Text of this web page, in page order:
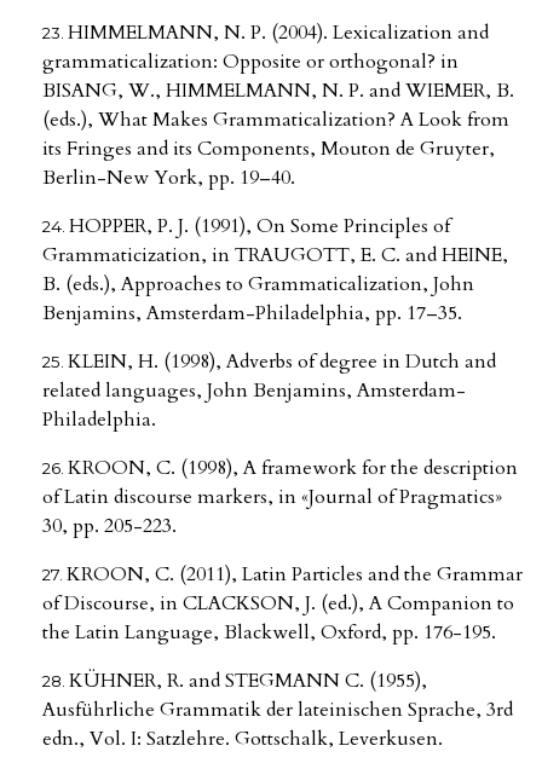
HIMMELMANN, N. P. (2004). Lexicalization and
grammaticalization: Opposite or orthogonal? in
BISANG, W., HIMMELMANN, N. P. and WIEMER, B.
(eds.), What Makes Grammaticalization? A Look from
its Fringes and its Components, Mouton de Gruyter,
Berlin-New York, pp. 19–40.
HOPPER, P. J. (1991), On Some Principles of
Grammaticization, in TRAUGOTT, E. C. and HEINE,
B. (eds.), Approaches to Grammaticalization, John
Benjamins, Amsterdam-Philadelphia, pp. 17–35.
KLEIN, H. (1998), Adverbs of degree in Dutch and
related languages, John Benjamins, Amsterdam-
Philadelphia.
KROON, C. (1998), A framework for the description
of Latin discourse markers, in «Journal of Pragmatics»
30, pp. 205-223.
KROON, C. (2011), Latin Particles and the Grammar
of Discourse, in CLACKSON, J. (ed.), A Companion to
the Latin Language, Blackwell, Oxford, pp. 176-195.
KÜHNER, R. and STEGMANN C. (1955),
Ausführliche Grammatik der lateinischen Sprache, 3rd
edn., Vol. I: Satzlehre. Gottschalk, Leverkusen.